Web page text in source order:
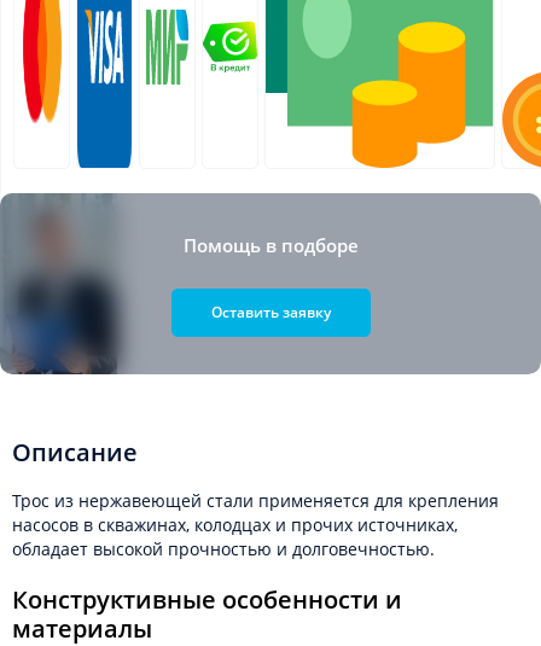
Помощь в подборе
Оставить заявку
Описание
Трос из нержавеющей стали применяется для крепления
насосов в скважинах, колодцах и прочих источниках,
обладает высокой прочностью и долговечностью.
Конструктивные особенности и
материалы